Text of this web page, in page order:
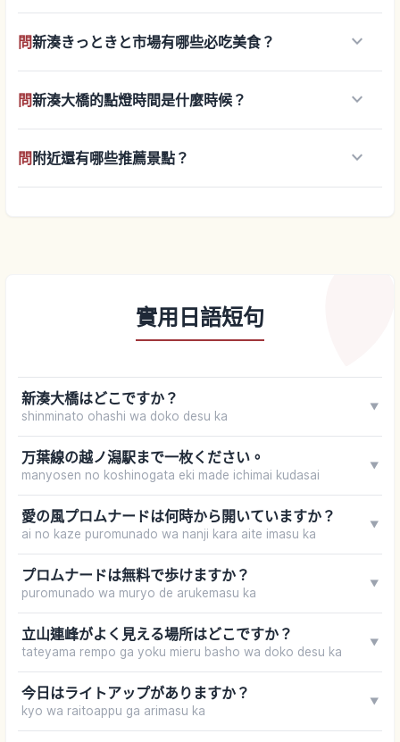
問新湊きっときと市場有哪些必吃美食？ keyboard_arrow_down
問新湊大橋的點燈時間是什麼時候？ keyboard_arrow_down
問 附近還有哪些推薦景點？ keyboard_arrow_down
實用日語短句
新湊大橋はどこですか？
shinminato ohashi wa doko desu ka
▼
万葉線の越ノ潟駅まで一枚ください。
manyosen no koshinogata eki made ichimai kudasai
▼
愛の風プロムナードは何時から開いていますか？
ai no kaze puromunado wa nanji kara aite imasu ka
▼
プロムナードは無料で歩けますか？
puromunado wa muryo de arukemasu ka
▼
立山連峰がよく見える場所はどこですか？
tateyama rempo ga yoku mieru basho wa doko desu ka
▼
今日はライトアップがありますか？
kyo wa raitoappu ga arimasu ka
▼